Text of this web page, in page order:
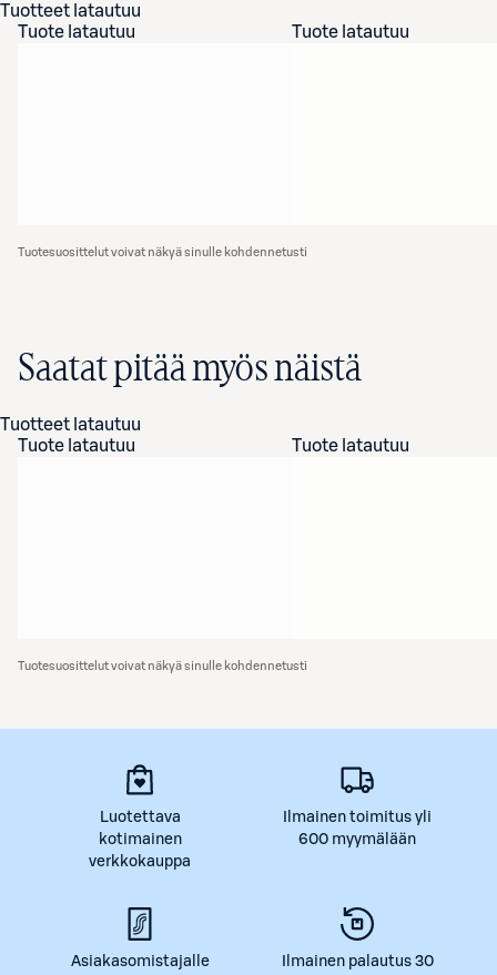
Tuotteet latautuu
Tuote latautuu
Tuote latautuu
Tuotesuosittelut voivat näkyä sinulle kohdennetusti
Saatat pitää myös näistä
Tuotteet latautuu
Tuote latautuu
Tuote latautuu
Tuotesuosittelut voivat näkyä sinulle kohdennetusti
Luotettava
kotimainen
verkkokauppa
Ilmainen toimitus yli
600 myymälään
Asiakasomistajalle
Ilmainen palautus 30